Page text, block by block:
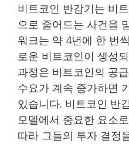
비트코인 반감기는 비
으로 줄어드는 사건을
워크는 약 4년에 한 번
로운 비트코인이 생성
과정은 비트코인의 공
수요가 계속 증가하면
있습니다. 비트코인 반
모델에서 중요한 요소
따라 그들의 투자 결정